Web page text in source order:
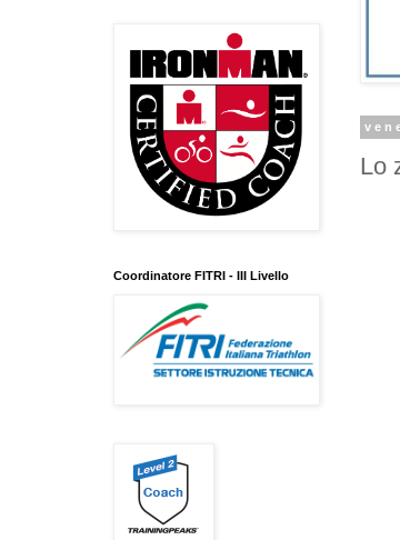
Lo
Coordinatore FITRI - III Livello